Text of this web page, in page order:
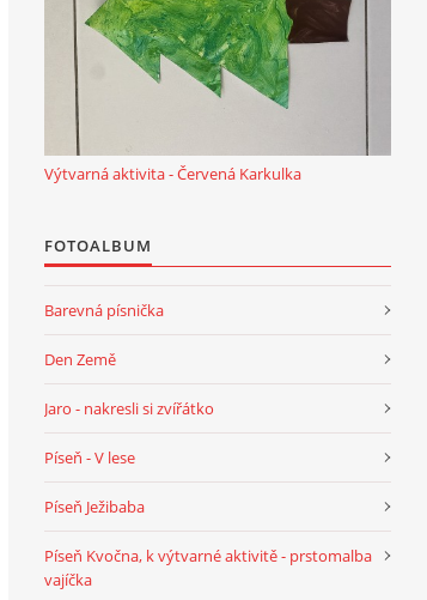
Výtvarná aktivita - Červená Karkulka
FOTOALBUM
Barevná písnička
Den Země
Jaro - nakresli si zvířátko
Píseň - V lese
Píseň Ježibaba
Píseň Kvočna, k výtvarné aktivitě - prstomalba
vajíčka